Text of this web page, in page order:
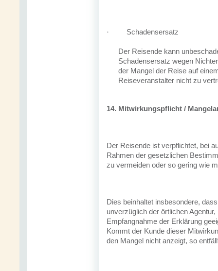
· Schadensersatz
Der Reisende kann
Schadensersatz wegen
der Mangel der Reise auf
Reiseveranstalter nicht zu
14. Mitwirkungspflicht /
Der Reisende ist verpflichtet, bei
Rahmen der gesetzlichen
zu vermeiden oder so gering wie
Dies beinhaltet insbesondere,
unverzüglich der örtlichen
Empfangnahme der Erklärung
Kommt der Kunde dieser
den Mangel nicht anzeigt, so